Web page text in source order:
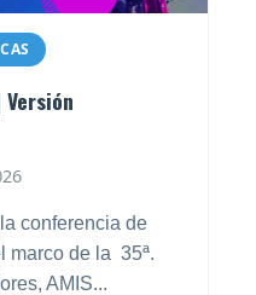
conferencia de
marco de la 35ª.
AMIS...